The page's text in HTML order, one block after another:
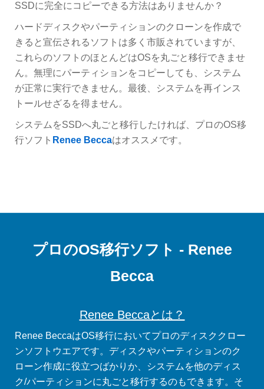
SSDに完全にコピーできる方法はありませんか？
ハードディスクやパーティションのクローンを作成で
きると宣伝されるソフトは多く市販されていますが、
これらのソフトのほとんどはOSを丸ごと移行できませ
ん。無理にパーティションをコピーしても、システム
が正常に実行できません。最後、システムを再インス
トールせざるを得ません。
システムをSSDへ丸ごと移行したければ、プロのOS移
行ソフト Renee Beccaはオススメです。
プロのOS移行ソフト - Renee
Becca
Renee Beccaとは？
Renee BeccaはOS移行においてプロのディスククロー
ンソフトウエアです。ディスクやパーティションのク
ローン作成に役立つばかりか、システムを他のディス
ク/パーティションに丸ごと移行するのもできます。そ